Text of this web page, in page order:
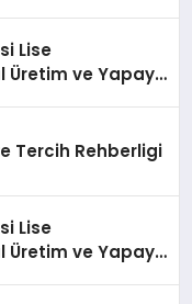
Lise
Üretim ve Yapay
Tercih Rehberligi
Lise
Üretim ve Yapay